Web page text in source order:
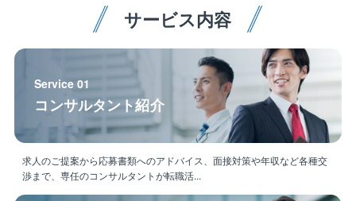
努力を正当に評価し、数値目標の達成率を客観的に6段
階で評価。（安全管理、品質管理、工程管理、原価管
理など、それぞれの項目ごとに評価）
【概要・特徴】
東証プライム上場、建物の建設も手がける不動産会
社。東京都港区に本社を置き、全国に約200支店を展開
しています。地主への賃貸経営の提案を主力事業とし
ており、アパート・マンションの賃貸事業の企画か
ら、設計・施工、入居者の募集・仲介・管理・運営ま
サービス内容
Service 01
コンサルタント紹介
求人のご提案から応募書類へのアドバイス、面接対策や年収など各種交
渉まで、専任のコンサルタントが転職活...